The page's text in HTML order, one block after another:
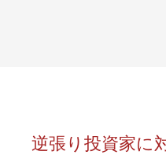
逆張り投資家に